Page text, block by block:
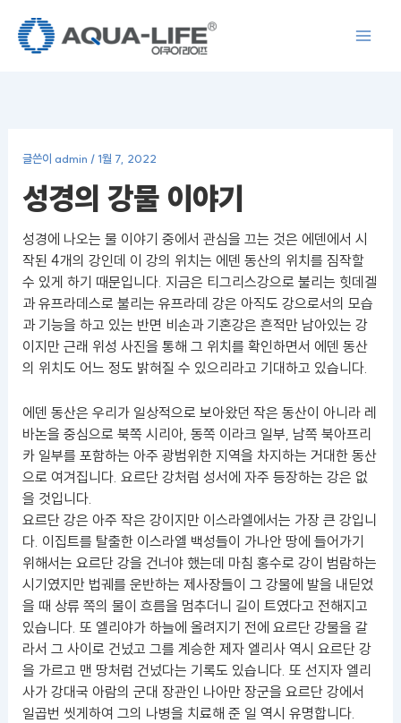
글쓴이 admin /1월 7, 2022
성경의 강물 이야기
성경에 나오는 물 이야기 중에서 관심을 끄는 것은 에덴에서 시
작된 4개의 강인데 이 강의 위치는 에덴 동산의 위치를 짐작할
수 있게 하기 때문입니다. 지금은 티그리스강으로 불리는 힛데겔
과 유프라데스로 불리는 유프라데 강은 아직도 강으로서의 모습
과 기능을 하고 있는 반면 비손과 기혼강은 흔적만 남아있는 강
이지만 근래 위성 사진을 통해 그 위치를 확인하면서 에덴 동산
의 위치도 어느 정도 밝혀질 수 있으리라고 기대하고 있습니다.
에덴 동산은 우리가 일상적으로 보아왔던 작은 동산이 아니라 레
바논을 중심으로 북쪽 시리아, 동쪽 이라크 일부, 남쪽 북아프리
카 일부를 포함하는 아주 광범위한 지역을 차지하는 거대한 동산
으로 여겨집니다. 요르단 강처럼 성서에 자주 등장하는 강은 없
을 것입니다.
요르단 강은 아주 작은 강이지만 이스라엘에서는 가장 큰 강입니
다. 이집트를 탈출한 이스라엘 백성들이 가나안 땅에 들어가기
위해서는 요르단 강을 건너야 했는데 마침 홍수로 강이 범람하는
시기였지만 법궤를 운반하는 제사장들이 그 강물에 발을 내딛었
을 때 상류 쪽의 물이 흐름을 멈추더니 길이 트였다고 전해지고
있습니다. 또 엘리야가 하늘에 올려지기 전에 요르단 강물을 갈
라서 그 사이로 건넜고 그를 계승한 제자 엘리사 역시 요르단 강
을 가르고 맨 땅처럼 건넜다는 기록도 있습니다. 또 선지자 엘리
사가 강대국 아람의 군대 장관인 나아만 장군을 요르단 강에서
일곱번 씻게하여 그의 나병을 치료해 준 일 역시 유명합니다.